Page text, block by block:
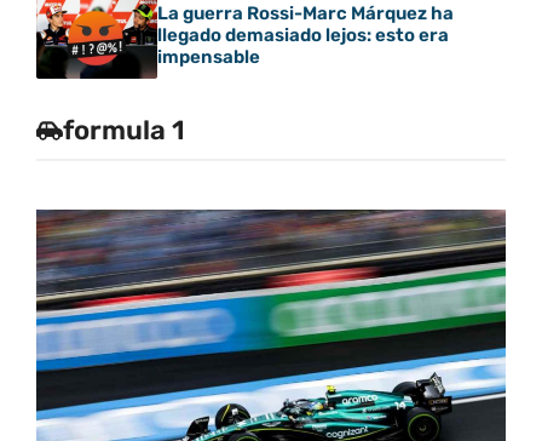
La guerra Rossi-Marc Márquez ha
llegado demasiado lejos: esto era
impensable
formula 1